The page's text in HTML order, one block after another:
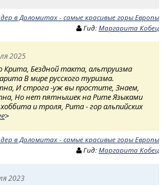
в Доломитах - самые красивые горы Европы
Гид: Маргарита Кобец
2025
Крита, Бездной такта, альтруизма
В мире русского туризма.
И строга -уж вы простите, Знаем,
Но нет пятнышек на Рите Языками
и троля, Рита - гор альпийских
>
в Доломитах - самые красивые горы Европы
Гид: Маргарита Кобец
2023